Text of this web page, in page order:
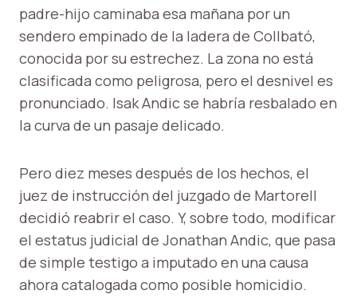
padre-hijo caminaba esa mañana por un
sendero empinado de la ladera de Collbató,
conocida por su estrechez. La zona no está
clasificada como peligrosa, pero el desnivel es
pronunciado. Isak Andic se habría resbalado en
la curva de un pasaje delicado.
Pero diez meses después de los hechos, el
juez de instrucción del juzgado de Martorell
decidió reabrir el caso. Y, sobre todo, modificar
el estatus judicial de Jonathan Andic, que pasa
de simple testigo a imputado en una causa
ahora catalogada como posible homicidio.